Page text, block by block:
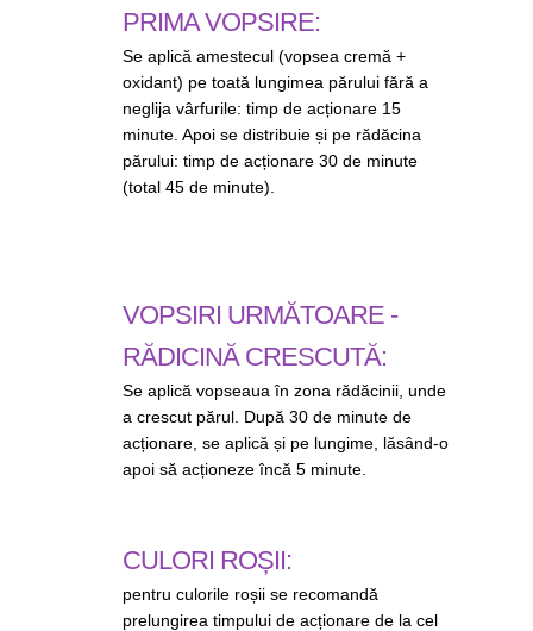
PRIMA VOPSIRE:
Se aplică amestecul (vopsea cremă +
oxidant) pe toată lungimea părului fără a
neglija vârfurile: timp de acționare 15
minute. Apoi se distribuie și pe rădăcina
părului: timp de acționare 30 de minute
(total 45 de minute).
VOPSIRI URMĂTOARE -
RĂDICINĂ CRESCUTĂ:
Se aplică vopseaua în zona rădăcinii, unde
a crescut părul. După 30 de minute de
acționare, se aplică și pe lungime, lăsând-o
apoi să acționeze încă 5 minute.
CULORI ROȘII:
pentru culorile roșii se recomandă
prelungirea timpului de acționare de la cel